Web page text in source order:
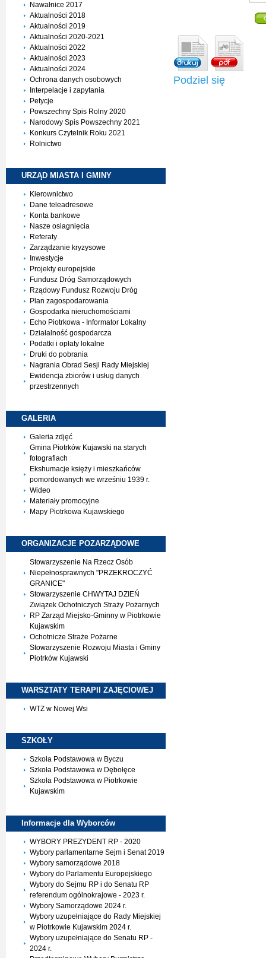
Nawałnice 2017
Aktualności 2018
Aktualności 2019
Aktualności 2020-2021
Aktualności 2022
Aktualności 2023
Aktualności 2024
Ochrona danych osobowych
Interpelacje i zapytania
Petycje
Powszechny Spis Rolny 2020
Narodowy Spis Powszechny 2021
Konkurs Czytelnik Roku 2021
Rolnictwo
URZĄD MIASTA I GMINY
Kierownictwo
Dane teleadresowe
Konta bankowe
Nasze osiagnięcia
Referaty
Zarządzanie kryzysowe
Inwestycje
Projekty europejskie
Fundusz Dróg Samorządowych
Rządowy Fundusz Rozwoju Dróg
Plan zagospodarowania
Gospodarka nieruchomościami
Echo Piotrkowa - Informator Lokalny
Działalność gospodarcza
Podatki i opłaty lokalne
Druki do pobrania
Nagrania Obrad Sesji Rady Miejskiej
Ewidencja zbiorów i usług danych
przestrzennych
GALERIA
Galeria zdjęć
Gmina Piotrków Kujawski na starych
fotografiach
Ekshumacje księży i mieszkańców
pomordowanych we wrześniu 1939 r.
Wideo
Materiały promocyjne
Mapy Piotrkowa Kujawskiego
ORGANIZACJE POZARZĄDOWE
Stowarzyszenie Na Rzecz Osób
Niepełnosprawnych "PRZEKROCZYĆ
GRANICE"
Stowarzyszenie CHWYTAJ DZIEŃ
Związek Ochotniczych Straży Pożarnych
RP Zarząd Miejsko-Gminny w Piotrkowie
Kujawskim
Ochotnicze Straże Pożarne
Stowarzyszenie Rozwoju Miasta i Gminy
Piotrków Kujawski
WARSZTATY TERAPII ZAJĘCIOWEJ
WTZ w Nowej Wsi
SZKOŁY
Szkoła Podstawowa w Byczu
Szkoła Podstawowa w Dębołęce
Szkoła Podstawowa w Piotrkowie
Kujawskim
Informacje dla Wyborców
WYBORY PREZYDENT RP - 2020
Wybory parlamentarne Sejm i Senat 2019
Wybory samorządowe 2018
Wybory do Parlamentu Europejskiego
Wybory do Sejmu RP i do Senatu RP
referendum ogólnokrajowe - 2023 r.
Wybory Samorządowe 2024 r.
Wybory uzupełniające do Rady Miejskiej
w Piotrkowie Kujawskim 2024 r.
Wybory uzupełniające do Senatu RP -
2024 r.
Podziel się